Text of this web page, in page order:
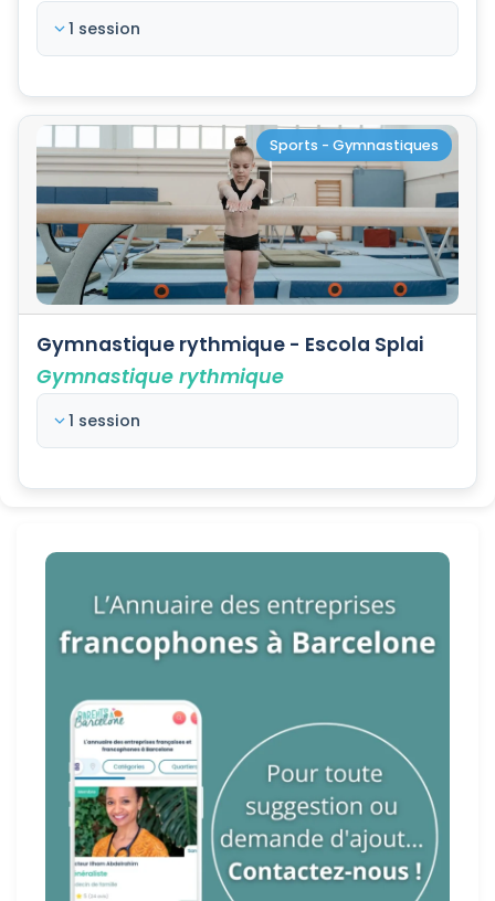
1 session
Sports - Gymnastiques
Gymnastique rythmique - Escola Splai
Gymnastique rythmique
1 session